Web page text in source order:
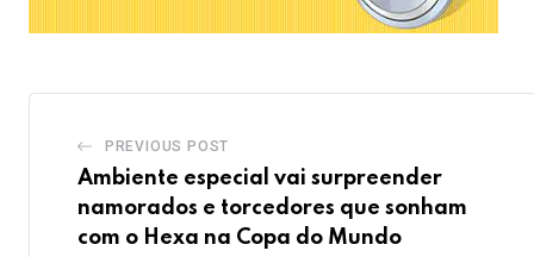
PREVIOUS POST
Ambiente especial vai surpreender
namorados e torcedores que sonham
com o Hexa na Copa do Mundo